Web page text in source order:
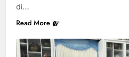
di…
Read More